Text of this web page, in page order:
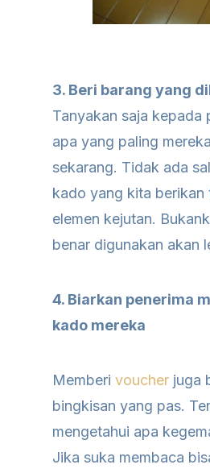
3. Beri barang yang
Tanyakan saja kepada
apa yang paling
sekarang. Tidak ada
kado yang kita berikan
elemen kejutan.
benar digunakan akan
4. Biarkan penerima
kado mereka
Memberi voucher juga
bingkisan yang pas.
mengetahui apa
Jika suka membaca